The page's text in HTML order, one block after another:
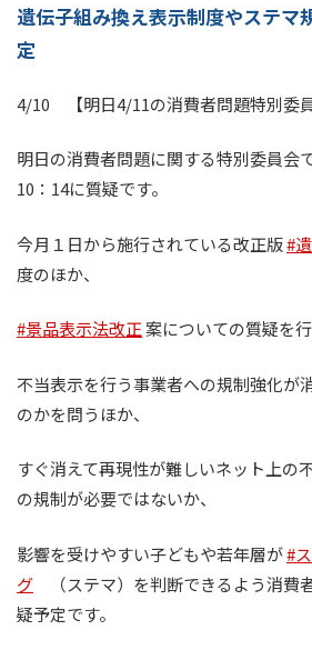
遺伝子組み換え表示制度やステマ
定
4/10 【明日4/11の消費者問題特別委員
明日の消費者問題に関する特別委員会
10：14に質疑です。
今月１日から施行されている改正版#
度のほか、
#景品表示法改正案についての質疑を行
不当表示を行う事業者への規制強化が
のかを問うほか、
すぐ消えて再現性が難しいネット上の
の規制が必要ではないか、
影響を受けやすい子どもや若年層が#
グ （ステマ）を判断できるよう消費
疑予定です。